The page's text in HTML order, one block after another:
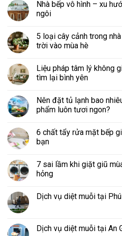
Nhà bếp vô hình – xu
ngôi
5 loại cây cảnh trong
trời vào mùa hè
Liệu pháp tâm lý không
tìm lại bình yên
Nên đặt tủ lạnh bao
phẩm luôn tươi ngon?
6 chất tẩy rửa mặt bếp
bạn
7 sai lầm khi giặt giũ
hỏng
Dịch vụ diệt muỗi tại
Dịch vụ diệt muỗi tại An